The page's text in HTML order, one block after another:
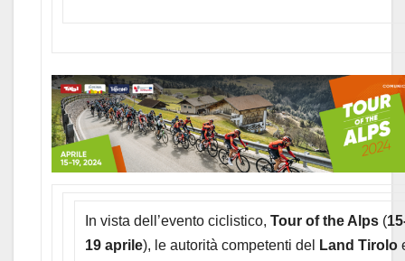
In vista dell’evento ciclistico, Tour of the Alps (
19 aprile), le autorità competenti del Land Tirolo